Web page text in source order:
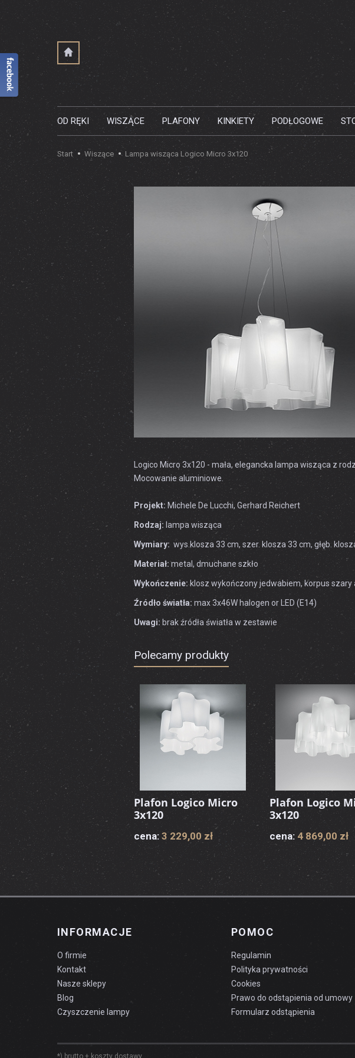
OD RĘKI WISZĄCE PLAFONY KINKIETY PODŁOGOWE
Start Wiszące Lampa wisząca Logico Micro 3x120
Logico Micro 3x120 - mała, elegancka lampa wisząca z
Mocowanie aluminiowe.
Projekt: Michele De Lucchi, Gerhard Reichert
Rodzaj: lampa wisząca
Wymiary: wys.klosza 33 cm, szer. klosza 33 cm, głęb.
Materiał:metal, dmuchane szkło
Wykończenie:klosz wykończony jedwabiem, korpus szary
Źródło światła: max 3x46W halogen or LED (E14)
Uwagi: brak źródła światła w zestawie
Polecamy produkty
Plafon Logico Micro
3x120
cena: 3 229,00 zł
Plafon Logico
3x120
cena: 4 869,00 zł
INFORMACJE
O firmie
Kontakt
Nasze sklepy
Blog
Czyszczenie lampy
POMOC
Regulamin
Polityka prywatności
Cookies
Prawo do odstąpienia od umowy
Formularz odstąpienia
*) brutto + koszty dostawy